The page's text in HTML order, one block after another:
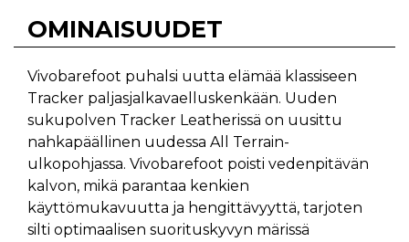
OMINAISUUDET
Vivobarefoot puhalsi uutta elämää klassiseen
Tracker paljasjalkavaelluskenkään. Uuden
sukupolven Tracker Leatherissä on uusittu
nahkapäällinen uudessa All Terrain-
ulkopohjassa. Vivobarefoot poisti vedenpitävän
kalvon, mikä parantaa kenkien
käyttömukavuutta ja hengittävyyttä, tarjoten
silti optimaalisen suorituskyvyn märissä